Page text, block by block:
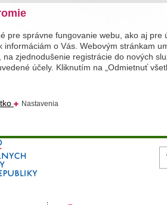
pre správne fungovanie webu, ako aj
informáciám o Vás. Webovým stránkam
zjednodušenie registrácie do nových
účely. Kliknutím na „Odmietnuť
Nastavenia
sociálnych vecí a rodiny